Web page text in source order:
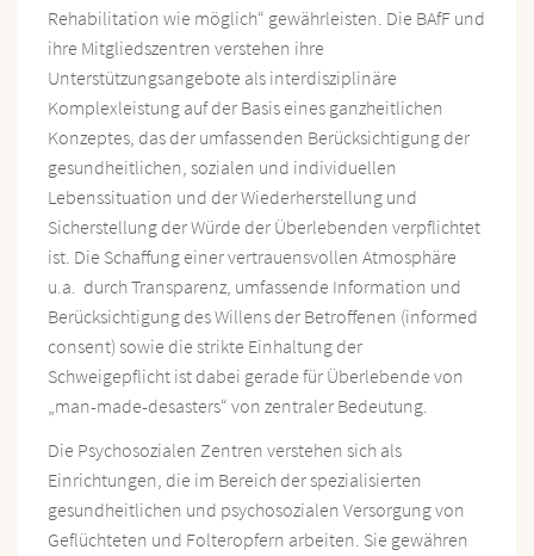
Rehabilitation wie möglich“ gewährleisten. Die BAfF und
ihre Mitgliedszentren verstehen ihre
Unterstützungsangebote als interdisziplinäre
Komplexleistung auf der Basis eines ganzheitlichen
Konzeptes, das der umfassenden Berücksichtigung der
gesundheitlichen, sozialen und individuellen
Lebenssituation und der Wiederherstellung und
Sicherstellung der Würde der Überlebenden verpflichtet
ist. Die Schaffung einer vertrauensvollen Atmosphäre
u.a. durch Transparenz, umfassende Information und
Berücksichtigung des Willens der Betroffenen (informed
consent) sowie die strikte Einhaltung der
Schweigepflicht ist dabei gerade für Überlebende von
„man-made-desasters“ von zentraler Bedeutung.
Die Psychosozialen Zentren verstehen sich als
Einrichtungen, die im Bereich der spezialisierten
gesundheitlichen und psychosozialen Versorgung von
Geflüchteten und Folteropfern arbeiten. Sie gewähren